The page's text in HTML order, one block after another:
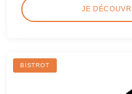
JE
BISTROT